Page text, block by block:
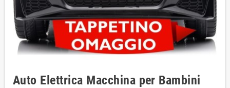
Auto Elettrica Macchina per Bambini